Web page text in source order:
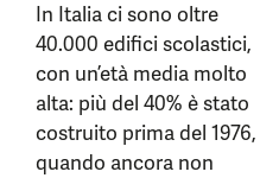
In Italia ci sono oltre
40.000 edifici scolastici,
con un’età media molto
alta: più del 40% è stato
costruito prima del 1976,
quando ancora non